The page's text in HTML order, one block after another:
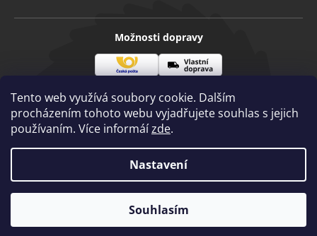
Tento web využívá soubory cookie. Dalším
procházením tohoto webu vyjadřujete souhlas s jejich
používaním. Více informáízde.
Nastavení
Souhlasím
Možnosti dopravy
pošta
doprava
Visa Mastercard
Vytvořil Shoptet | mime digital
Copyright 2026
Diamantovenastroje.cz. Všechna práva
vyhrazena.